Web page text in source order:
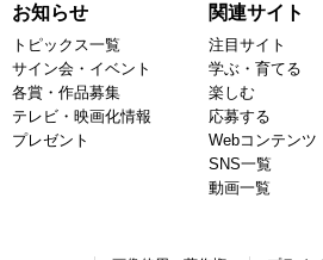
お知らせ
トピックス一覧
サイン会・イベント
各賞・作品募集
テレビ・映画化情報
プレゼント
関連サイト
注目サイト
学ぶ・育てる
楽しむ
応募する
Webコンテンツ
SNS一覧
動画一覧